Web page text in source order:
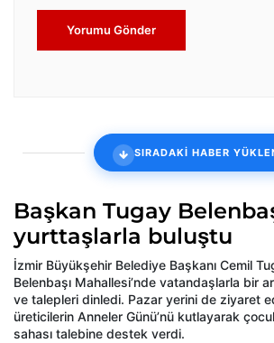
Yorumu Gönder
SIRADAKİ HABER
Başkan Tugay
yurttaşlarla buluştu
İzmir Büyükşehir Belediye Başkanı Cemil
Belenbaşı Mahallesi’nde vatandaşlarla bir
ve talepleri dinledi. Pazar yerini de ziyaret
üreticilerin Anneler Günü’nü kutlayarak
sahası talebine destek verdi.